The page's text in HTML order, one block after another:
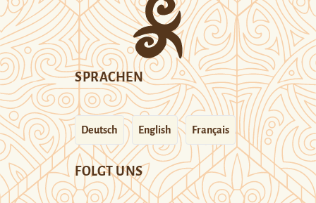
SPRACHEN
Deutsch English Français
FOLGT UNS